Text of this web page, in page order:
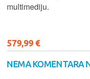
multimediju.
579,99 €
NEMA KOMENTARA